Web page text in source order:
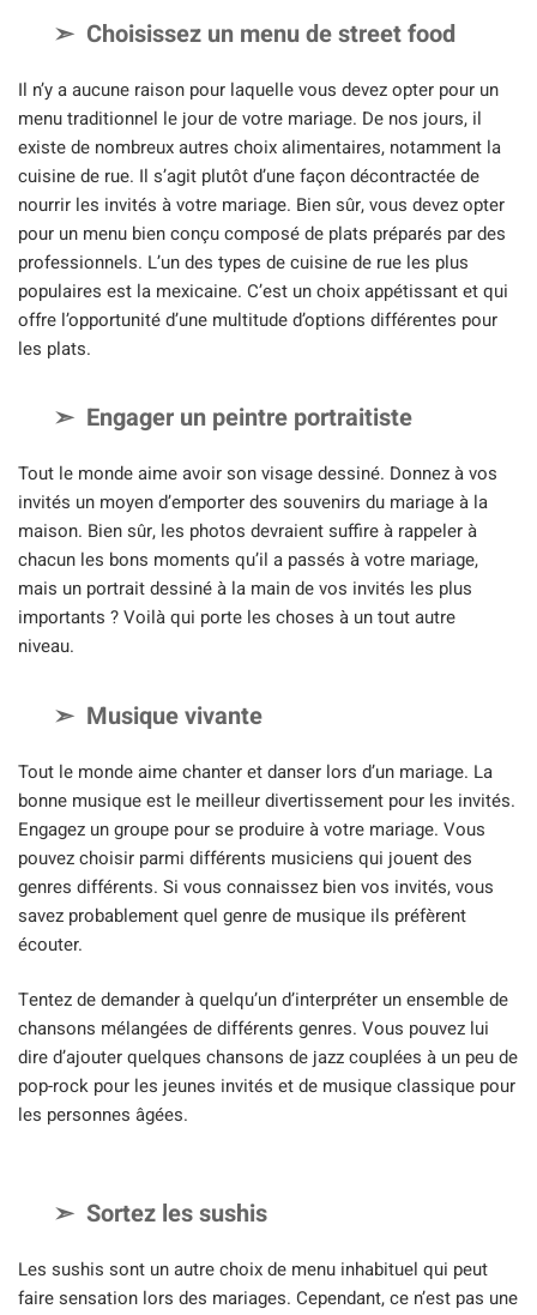
Choisissez un menu de street food
Il n’y a aucune raison pour laquelle vous devez opter pour un
menu traditionnel le jour de votre mariage. De nos jours, il
existe de nombreux autres choix alimentaires, notamment la
cuisine de rue. Il s’agit plutôt d’une façon décontractée de
nourrir les invités à votre mariage. Bien sûr, vous devez opter
pour un menu bien conçu composé de plats préparés par des
professionnels. L’un des types de cuisine de rue les plus
populaires est la mexicaine. C’est un choix appétissant et qui
offre l’opportunité d’une multitude d’options différentes pour
les plats.
Engager un peintre portraitiste
Tout le monde aime avoir son visage dessiné. Donnez à vos
invités un moyen d’emporter des souvenirs du mariage à la
maison. Bien sûr, les photos devraient suffire à rappeler à
chacun les bons moments qu’il a passés à votre mariage,
mais un portrait dessiné à la main de vos invités les plus
importants ? Voilà qui porte les choses à un tout autre
niveau.
Musique vivante
Tout le monde aime chanter et danser lors d’un mariage. La
bonne musique est le meilleur divertissement pour les invités.
Engagez un groupe pour se produire à votre mariage. Vous
pouvez choisir parmi différents musiciens qui jouent des
genres différents. Si vous connaissez bien vos invités, vous
savez probablement quel genre de musique ils préfèrent
écouter.
Tentez de demander à quelqu’un d’interpréter un ensemble de
chansons mélangées de différents genres. Vous pouvez lui
dire d’ajouter quelques chansons de jazz couplées à un peu de
pop-rock pour les jeunes invités et de musique classique pour
les personnes âgées.
Sortez les sushis
Les sushis sont un autre choix de menu inhabituel qui peut
faire sensation lors des mariages. Cependant, ce n’est pas une